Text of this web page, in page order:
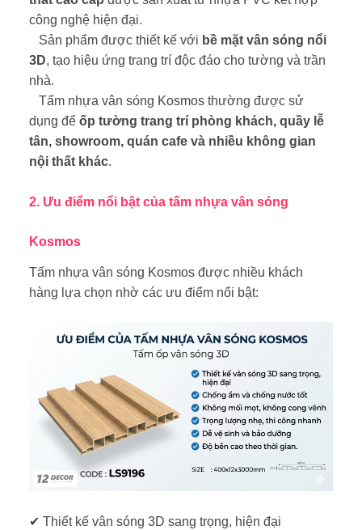
công nghệ hiện đại.
Sản phẩm được thiết kế với bề mặt vân sóng nổi
3D, tạo hiệu ứng trang trí độc đáo cho tường và trần
nhà.
Tấm nhựa vân sóng Kosmos thường được sử
dụng để ốp tường trang trí phòng khách, quầy lễ
tân, showroom, quán cafe và nhiều không gian
nội thất khác.
2. Ưu điểm nổi bật của tấm nhựa vân sóng
Kosmos
Tấm nhựa vân sóng Kosmos được nhiều khách
hàng lựa chọn nhờ các ưu điểm nổi bật:
✔ Thiết kế vân sóng 3D sang trọng, hiện đại